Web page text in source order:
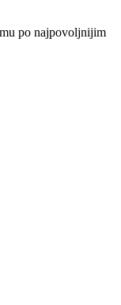
po najpovoljnijim